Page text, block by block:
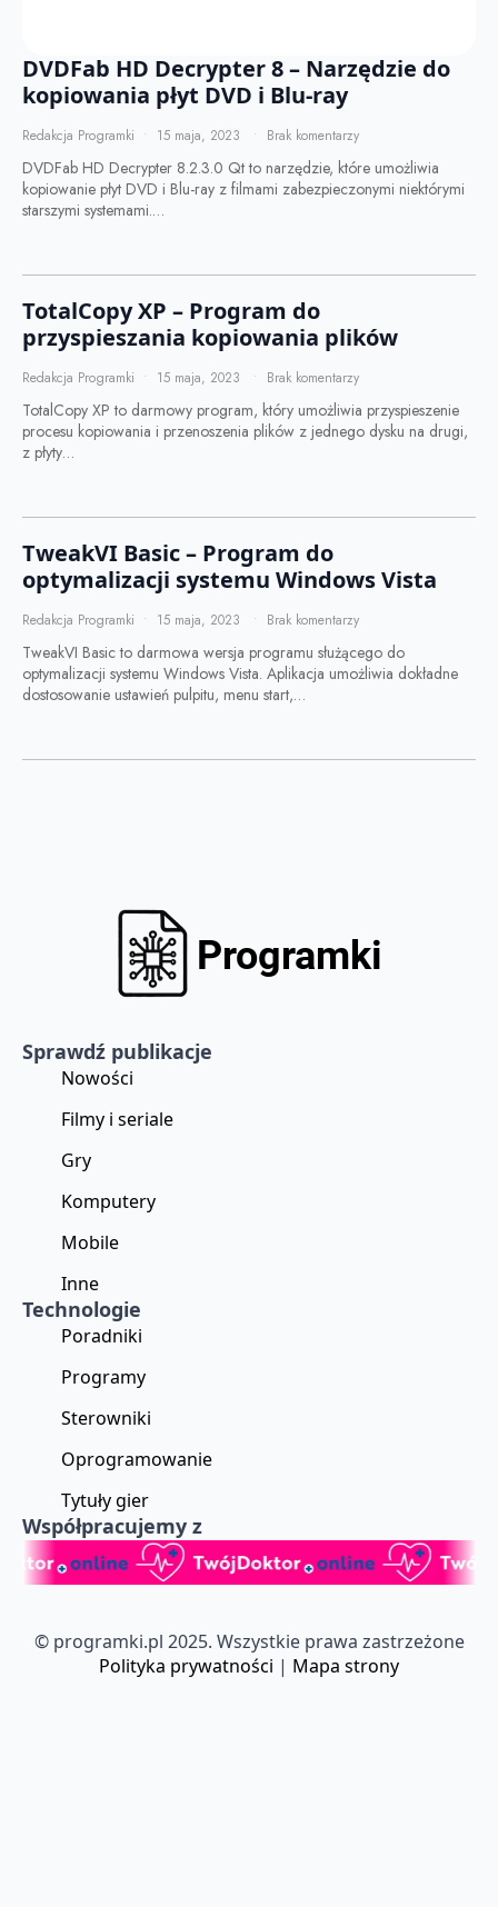
DVDFab HD Decrypter 8 – Narzędzie do
kopiowania płyt DVD i Blu-ray
Redakcja Programki 15 maja, 2023 Brak komentarzy
DVDFab HD Decrypter 8.2.3.0 Qt to narzędzie, które umożliwia
kopiowanie płyt DVD i Blu-ray z filmami zabezpieczonymi niektórymi
starszymi systemami.…
TotalCopy XP – Program do
przyspieszania kopiowania plików
Redakcja Programki 15 maja, 2023 Brak komentarzy
TotalCopy XP to darmowy program, który umożliwia przyspieszenie
procesu kopiowania i przenoszenia plików z jednego dysku na drugi,
z płyty…
TweakVI Basic – Program do
optymalizacji systemu Windows Vista
Redakcja Programki 15 maja, 2023 Brak komentarzy
TweakVI Basic to darmowa wersja programu służącego do
optymalizacji systemu Windows Vista. Aplikacja umożliwia dokładne
dostosowanie ustawień pulpitu, menu start,…
Sprawdź publikacje
Nowości
Filmy i seriale
Gry
Komputery
Mobile
Inne
Technologie
Poradniki
Programy
Sterowniki
Oprogramowanie
Tytuły gier
Współpracujemy z
© programki.pl 2025. Wszystkie prawa zastrzeżone
Polityka prywatności | Mapa strony